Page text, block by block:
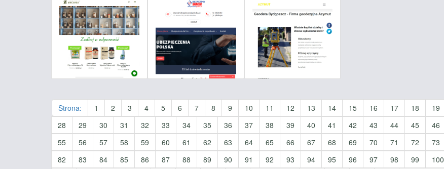
Strona: 1 2 3 4 5 6 7 8 9 10 11 12 13 14 15 16 17 18 19
28
29 30 31 32 33 34 35 36 37 38 39 40 41 42 43 44 45 46
55
56 57 58 59 60 61 62 63 64 65 66 67 68 69 70 71 72 73
82
83 84 85 86 87 88 89 90 91 92 93 94 95 96 97 98 99 100